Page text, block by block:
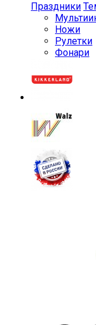
Праздники
Ножи
Рулетки
Фонари